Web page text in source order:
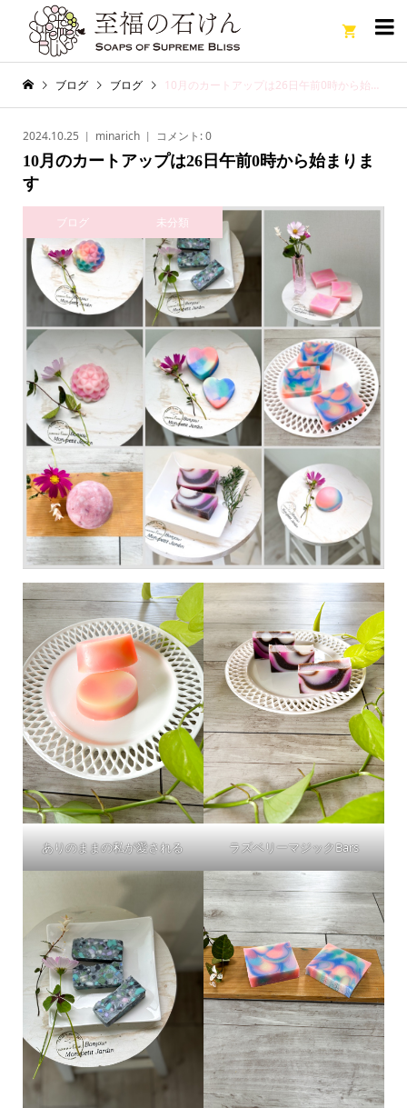

ブログ ブログ 10月のカートアップは26日午前0時から始まります
2024.10.25 minarich コメント:0
10月のカートアップは26日午前0時から始まりま
す
ブログ 未分類
ありのままの私が愛される ラズベリーマジックBars